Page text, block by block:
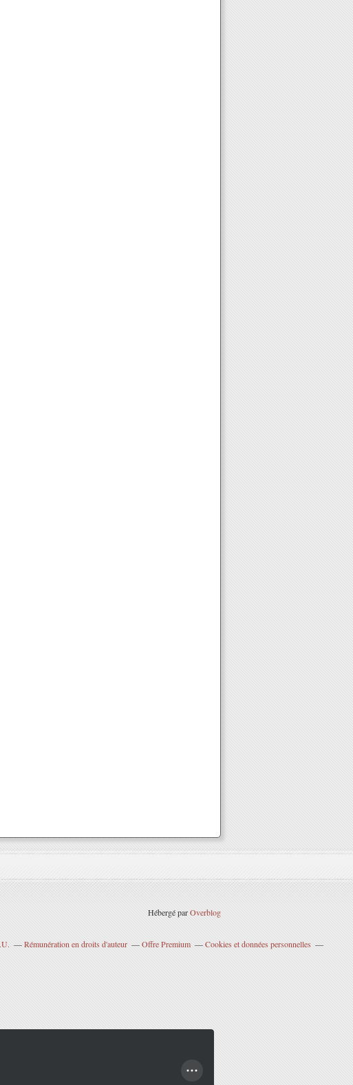
Hébergé parOverblog
Rémunération en droits d'auteur Offre Premium
Cookies et données personnelles